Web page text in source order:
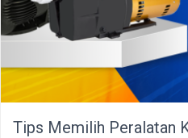
Tips Memilih Peralatan